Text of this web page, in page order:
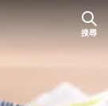
搜尋